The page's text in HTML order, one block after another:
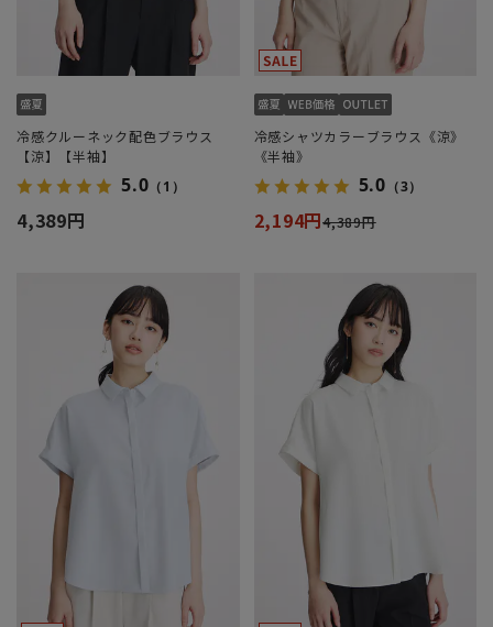
冷感クルーネック配色ブラウス
【涼】【半袖】
5.0 （1）
4,389円
冷感シャツカラーブラウス《涼》
《半袖》
5.0 （3）
2,194円4,389円